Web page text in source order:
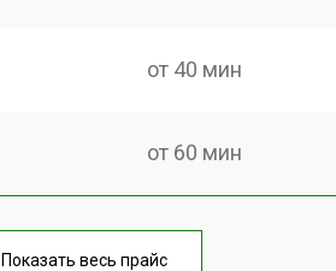
от 40 мин
от 60 мин
от 40 мин
Показать весь прайс